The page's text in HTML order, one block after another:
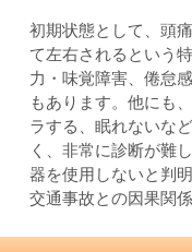
初期状態として、頭
て左右されるという
力・味覚障害、倦怠
もあります。他にも
ラする、眠れないな
く、非常に診断が難
器を使用しないと判
交通事故との因果関